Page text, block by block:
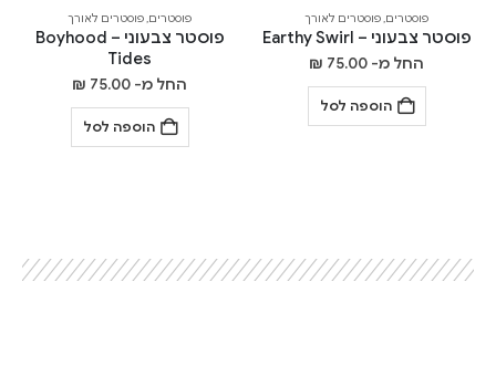
פוסטרים,פוסטרים לאורך
פוסטר צבעוני – Earthy Swirl
החל מ- ₪ 75.00
הוספה לסל
פוסטרים,פוסטרים לאורך
פוסטר צבעוני – Boyhood
Tides
החל מ- ₪ 75.00
הוספה לסל